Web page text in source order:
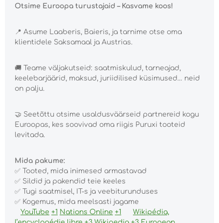
Otsime Euroopa turustajaid – Kasvame koos!
📍 Asume Laaberis, Baieris, ja tarnime otse oma
klientidele Saksamaal ja Austrias.
🚚
Teame väljakutseid: saatmiskulud, tarneajad,
keelebarjäärid, maksud, juriidilised küsimused… neid
on palju.
🤝 Seetõttu otsime usaldusväärseid partnereid kogu
Euroopas, kes soovivad oma riigis Puruxi tooteid
levitada.
Mida pakume:
✅
Tooted, mida inimesed armastavad
✅ Sildid ja pakendid teie keeles
✅
Tugi saatmisel, IT-s ja veebiturunduses
✅ Kogemus, mida meelsasti jagame
YouTube +1 Nations Online +1
Wikipédia,